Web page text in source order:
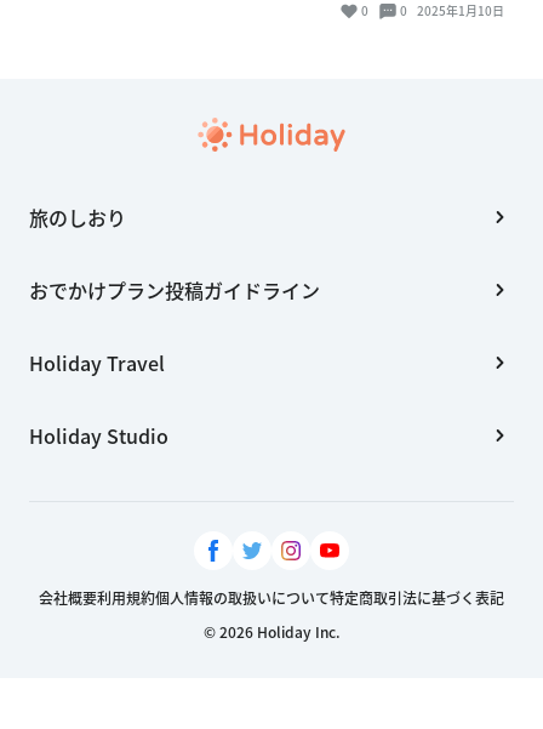
0 0 2025年1月10日
旅のしおり
おでかけプラン投稿ガイドライン
Holiday Travel
Holiday Studio
会社概要利用規約個人情報の取扱いについて特定商取引法に基づく表記
© 2026 Holiday Inc.